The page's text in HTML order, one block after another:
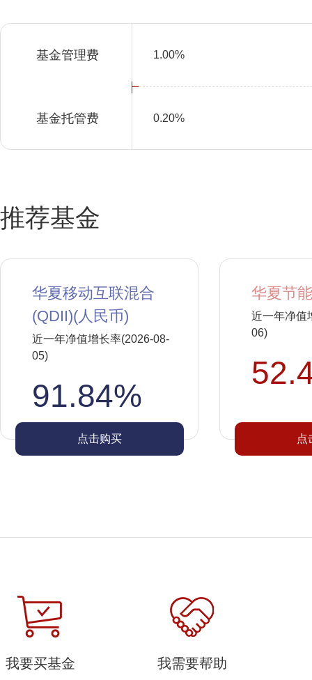
基金管理费 1.00%
基金托管费 0.20%
推荐基金
华夏移动互联混合
(QDII)(人民币)
近一年净值增长率(2026-08-
05)
91.84%
点击购买
华夏节
近一年净值
06)
点
我要买基金 我需要帮助